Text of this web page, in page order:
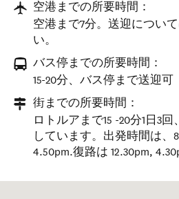
空港までの所要時間：
空港まで7分。送迎につい
い。
バス停までの所要時間：
15-20分、バス停まで送迎可
街までの所要時間：
ロトルアまで15 -20分1日3
しています。出発時間は、
4.50pm.復路は 12.30pm,